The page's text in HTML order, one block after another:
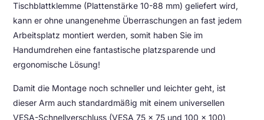
Tischblattklemme (Plattenstärke 10-88 mm) geliefert wird,
kann er ohne unangenehme Überraschungen an fast jedem
Arbeitsplatz montiert werden, somit haben Sie im
Handumdrehen eine fantastische platzsparende und
ergonomische Lösung!
Damit die Montage noch schneller und leichter geht, ist
dieser Arm auch standardmäßig mit einem universellen
VESA-Schnellverschluss (VESA 75 x 75 und 100 x 100)